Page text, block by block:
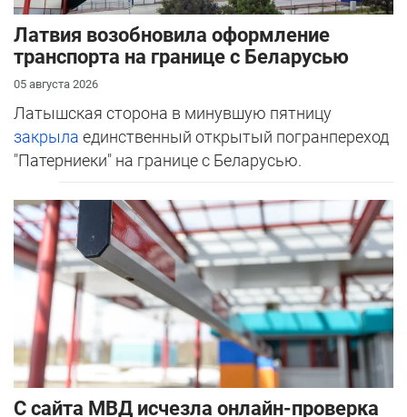
Латвия возобновила оформление
транспорта на границе с Беларусью
05 августа 2026
Латышская сторона в минувшую пятницу
закрыла единственный открытый погранпереход
"Патерниеки" на границе с Беларусью.
С сайта МВД исчезла онлайн-проверка